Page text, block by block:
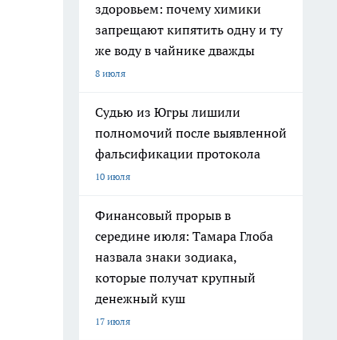
здоровьем: почему химики
запрещают кипятить одну и ту
же воду в чайнике дважды
8 июля
Судью из Югры лишили
полномочий после выявленной
фальсификации протокола
10 июля
Финансовый прорыв в
середине июля: Тамара Глоба
назвала знаки зодиака,
которые получат крупный
денежный куш
17 июля